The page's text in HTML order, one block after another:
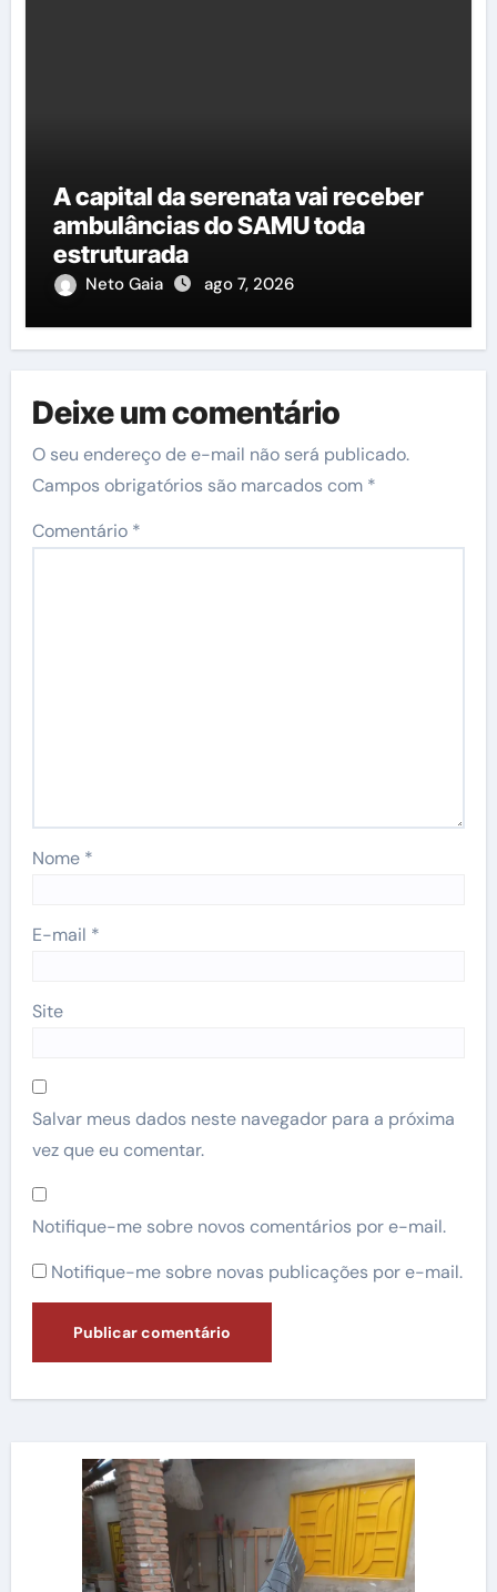
A capital da serenata vai receber
ambulâncias do SAMU toda
estruturada
Neto Gaia ago 7, 2026
Deixe um comentário
O seu endereço de e-mail não será publicado.
Campos obrigatórios são marcados com *
Comentário *
Nome *
E-mail *
Site
Salvar meus dados neste navegador para a próxima
vez que eu comentar.
Notifique-me sobre novos comentários por e-mail.
Notifique-me sobre novas publicações por e-mail.